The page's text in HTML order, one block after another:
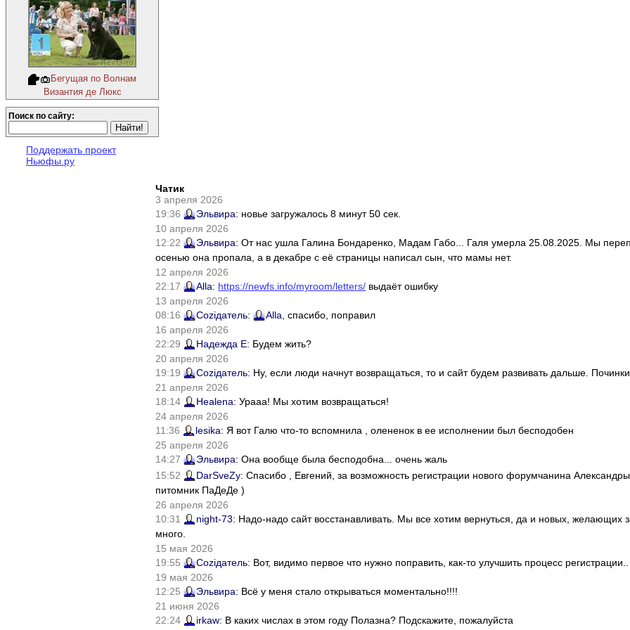
Бегущая по Волнам
Византия де Люкс
Поиск по сайту:
Поддержать проект
Ньюфы.ру
Чатик
3 апреля 2026
19:36
Эльвира: новье загружалось 8 минут 50 сек.
10 апреля 2026
12:22
Эльвира: От нас ушла Галина Бондаренко, Мадам Габо... Галя умерла 25.08.2025. Мы
осенью она пропала, а в декабре с её страницы написал сын, что мамы нет.
12 апреля 2026
22:17
Alla: https://newfs.info/myroom/letters/ выдаёт ошибку
13 апреля 2026
08:16
Соziдатель: Alla , спасибо, поправил
16 апреля 2026
22:29
Надежда Е: Будем жить?
20 апреля 2026
19:19
Соziдатель: Ну, если люди начнут возвращаться, то и сайт будем развивать дальше.
21 апреля 2026
18:14
Healena: Урааа! Мы хотим возвращаться!
24 апреля 2026
11:36
lesika: Я вот Галю что-то вспомнила , олененок в ее исполнении был бесподобен
25 апреля 2026
14:27
Эльвира: Она вообще была бесподобна... очень жаль
15:52
DarSveZy: Спасибо , Евгений, за возможность регистрации нового форумчанина
питомник ПаДеДе )
26 апреля 2026
10:31
night-73: Надо-надо сайт восстанавливать. Мы все хотим вернуться, да и новых, желающих
много.
15 мая 2026
19:55
Соziдатель: Вот, видимо первое что нужно поправить, как-то улучшить процесс регистрации..
19 мая 2026
12:25
Эльвира: Всё у меня стало открываться моментально!!!!
21 июня 2026
22:24
irkaw: В каких числах в этом году Полазна? Подскажите, пожалуйста